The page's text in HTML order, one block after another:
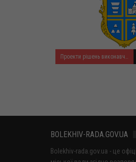
BOLEKHIV-RADA.GOV.UA
Bolekhiv-rada.gov.ua - це